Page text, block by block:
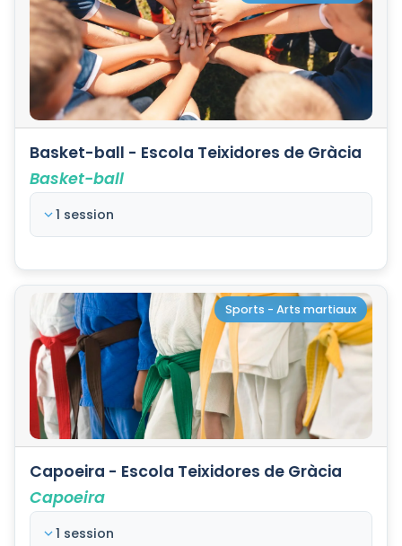
Basket-ball - Escola Teixidores de Gràcia
Basket-ball
1 session
Sports - Arts martiaux
Capoeira - Escola Teixidores de Gràcia
Capoeira
1 session